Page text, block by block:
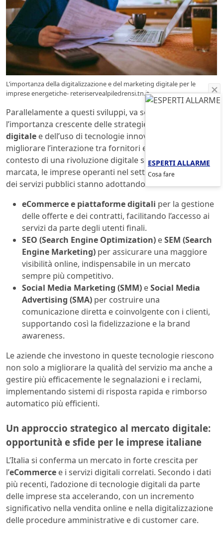
L’importanza della digitalizzazione e del marketing digitale per le
imprese energetiche- reteriservealpiledrensi.tn.it
Parallelamente a questi sviluppi, va sottolineata
l’importanza crescente delle strategie di
digitale e dell’uso di tecnologie innovative per
migliorare l’interazione tra fornitori e clienti. Nel
contesto di una rivoluzione digitale sempre più
marcata, le imprese operanti nel settore dell’energia e
dei servizi pubblici stanno adottando strumenti come:
eCommerce e piattaforme digitali per la gestione
delle offerte e dei contratti, facilitando l’accesso ai
servizi da parte degli utenti finali.
SEO (Search Engine Optimization) eSEM (Search
Engine Marketing) per assicurare una maggiore
visibilità online, indispensabile in un mercato
sempre più competitivo.
Social Media Marketing (SMM) eSocial Media
Advertising (SMA) per costruire una
comunicazione diretta e coinvolgente con i clienti,
supportando così la fidelizzazione e la brand
awareness.
Le aziende che investono in queste tecnologie riescono
non solo a migliorare la qualità del servizio ma anche a
gestire più efficacemente le segnalazioni e i reclami,
implementando sistemi di risposta rapida e rimborso
automatico più efficienti.
Un approccio strategico al mercato digitale:
opportunità e sfide per le imprese italiane
L’Italia si conferma un mercato in forte crescita per
l’eCommerce e i servizi digitali correlati. Secondo i dati
più recenti, l’adozione di tecnologie digitali da parte
delle imprese sta accelerando, con un incremento
significativo nella vendita online e nella digitalizzazione
delle procedure amministrative e di customer care.
ESPERTI ALLARME
Cosa fare